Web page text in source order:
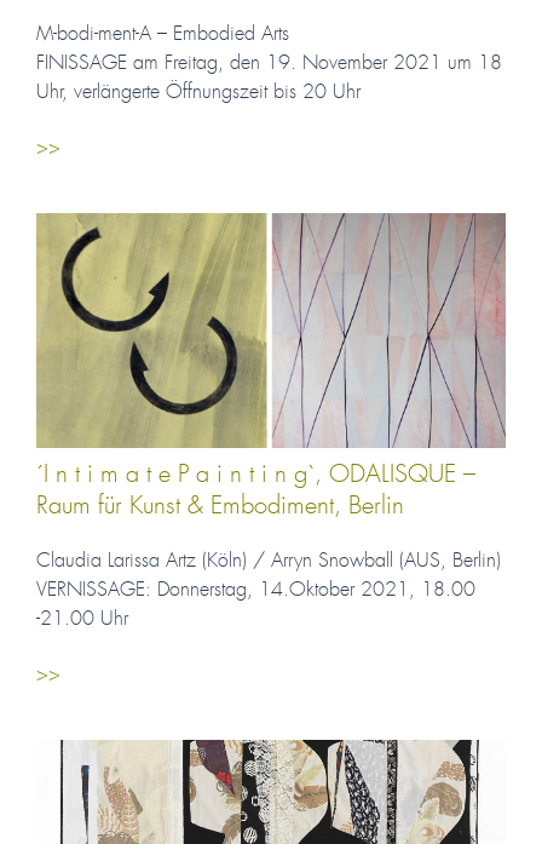
M-bodi-ment-A – Embodied Arts
FINISSAGE am Freitag, den 19. November 2021 um 18
Uhr, verlängerte Öffnungszeit bis 20 Uhr
>>
´I n t i m a t e P a i n t i n g`, ODALISQUE –
Raum für Kunst & Embodiment, Berlin
Claudia Larissa Artz (Köln) / Arryn Snowball (AUS, Berlin)
VERNISSAGE: Donnerstag, 14.Oktober 2021, 18.00
-21.00 Uhr
>>